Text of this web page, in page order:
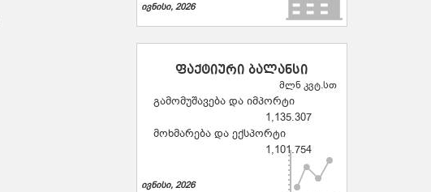
ივნისი, 2026
ფაქტიური ბალანსი
მლნ კვტ.სთ
გამომუშავება და იმპორტი
1,135.307
მოხმარება და ექსპორტი
1,101.754
ივნისი, 2026